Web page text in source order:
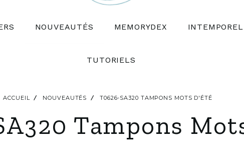
NOUVEAUTÉS MEMORYDEX INTEMPOREL
TUTORIELS
ACCUEIL NOUVEAUTÉS T0626-SA320 TAMPONS MOTS D'ÉTÉ
Tampons